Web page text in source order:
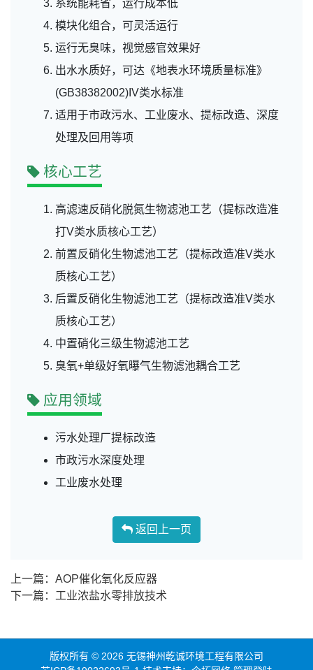
系统能耗省，运行成本低
模块化组合，可灵活运行
运行无臭味，视觉感官效果好
出水水质好，可达《地表水环境质量标准》
(GB38382002)IV类水标准
适用于市政污水、工业废水、提标改造、深度
处理及回用等项
核心工艺
高滤速反硝化脱氮生物滤池工艺（提标改造准
打V类水质核心工艺）
前置反硝化生物滤池工艺（提标改造准V类水
质核心工艺）
后置反硝化生物滤池工艺（提标改造准V类水
质核心工艺）
中置硝化三级生物滤池工艺
臭氧+单级好氧曝气生物滤池耦合工艺
应用领域
污水处理厂提标改造
市政污水深度处理
工业废水处理
返回上一页
上一篇：AOP催化氧化反应器
下一篇：工业浓盐水零排放技术
版权所有 © 2026 无锡神州乾诚环境工程有限公司